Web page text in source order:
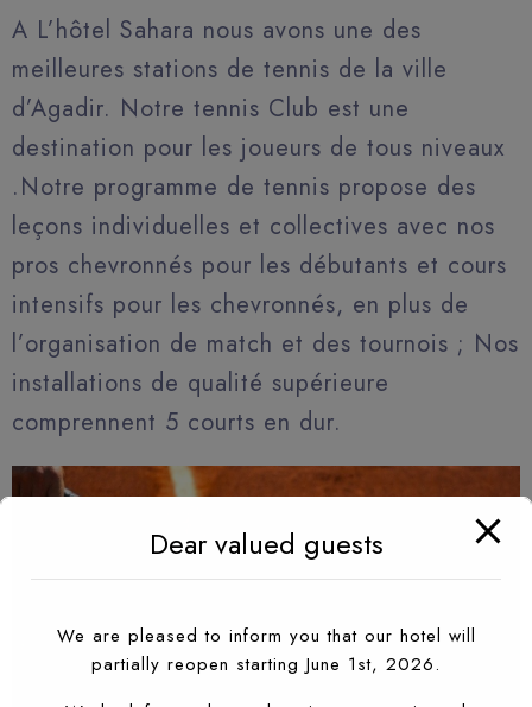
A L’hôtel Sahara nous avons une des
meilleures stations de tennis de la ville
d’Agadir. Notre tennis Club est une
destination pour les joueurs de tous niveaux
.Notre programme de tennis propose des
leçons individuelles et collectives avec nos
pros chevronnés pour les débutants et cours
intensifs pour les chevronnés, en plus de
l’organisation de match et des tournois ; Nos
installations de qualité supérieure
comprennent 5 courts en dur.
Dear valued guests
We are pleased to inform you that our hotel will
partially reopen starting June 1st, 2026.